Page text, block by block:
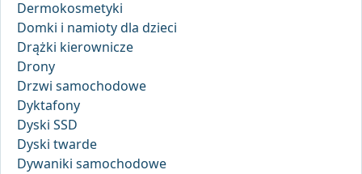
Dermokosmetyki
Domki i namioty dla dzieci
Drążki kierownicze
Drony
Drzwi samochodowe
Dyktafony
Dyski SSD
Dyski twarde
Dywaniki samochodowe